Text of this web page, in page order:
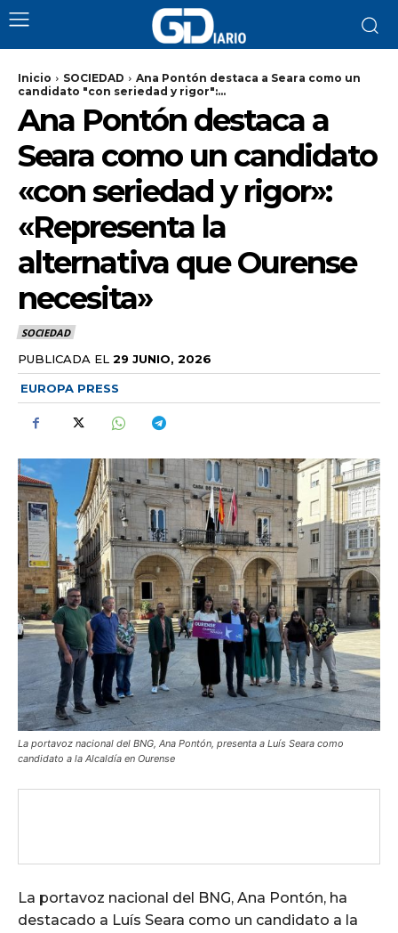
Inicio SOCIEDAD
Ana Pontón destaca a Seara como un
candidato "con seriedad y rigor":...
Ana Pontón destaca a
Seara como un candidato
«con seriedad y rigor»:
«Representa la
alternativa que Ourense
necesita»
SOCIEDAD
PUBLICADA EL 29 JUNIO, 2026
EUROPA PRESS
La portavoz nacional del BNG, Ana Pontón, presenta a Luís Seara como
candidato a la Alcaldía en Ourense
La portavoz nacional del BNG, Ana Pontón, ha
destacado a Luís Seara como un candidato a la